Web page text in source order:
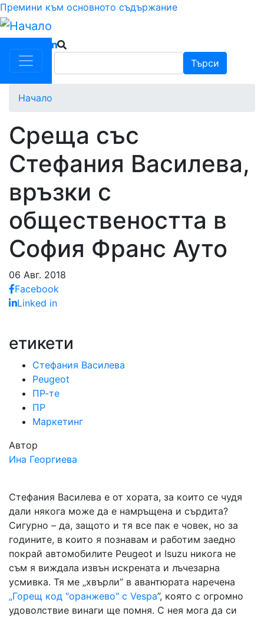
Премини към основното съдържание
Търси
Начало
Среща със
Стефания Василева,
връзки с
обществеността в
София Франс Ауто
06 Авг. 2018
Facebook
Linked in
етикети
Стефания Василева
Peugeot
ПР-те
ПР
Маркетинг
Автор
Ина Георгиева
Стефания Василева е от хората, за които се чудя
дали някога може да е намръщена и сърдита?
Сигурно – да, защото и тя все пак е човек, но за
годините, в които я познавам и работим заедно
покрай автомобилите Peugeot и Isuzu никога не
съм я виждала извън искрената и лъчезарна
усмивка. Тя ме „хвърли” в авантюрата наречена
„Горещ код "оранжево" с Vespa”, която с огромно
удоволствие винаги ще помня. С нея мога да си